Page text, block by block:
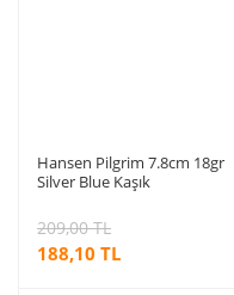
Hansen Pilgrim 7.8cm 18gr
Silver Blue Kaşık
188,10 TL
209,00 TL